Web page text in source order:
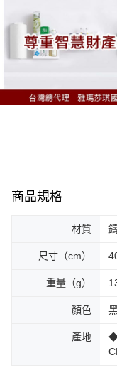
商品規格
材質
尺寸（cm）
重量（g）
顏色
產地